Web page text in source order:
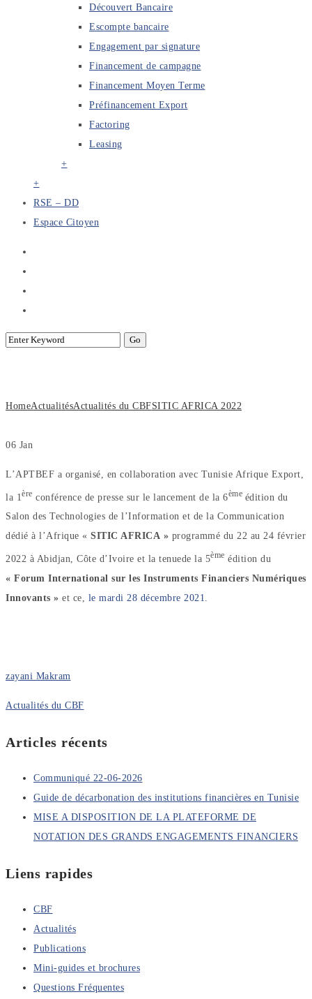
Découvert Bancaire
Escompte bancaire
Engagement par signature
Financement de campagne
Financement Moyen Terme
Préfinancement Export
Factoring
Leasing
+
+
RSE – DD
Espace Citoyen
HomeActualitésActualités du CBFSITIC AFRICA 2022
06 Jan
L’APTBEF a organisé, en collaboration avec Tunisie Afrique Export,
la 1ère conférence de presse sur le lancement de la 6ème édition du
Salon des Technologies de l’Information et de la Communication
dédié à l’Afrique « SITIC AFRICA » programmé du 22 au 24 février
2022 à Abidjan, Côte d’Ivoire et la tenuede la 5ème édition du
« Forum International sur les Instruments Financiers Numériques
Innovants » et ce, le mardi 28 décembre 2021.
zayani Makram
Actualités du CBF
Articles récents
Communiqué 22-06-2026
Guide de décarbonation des institutions financières en Tunisie
MISE A DISPOSITION DE LA PLATEFORME DE
NOTATION DES GRANDS ENGAGEMENTS FINANCIERS
Liens rapides
CBF
Actualités
Publications
Mini-guides et brochures
Questions Fréquentes